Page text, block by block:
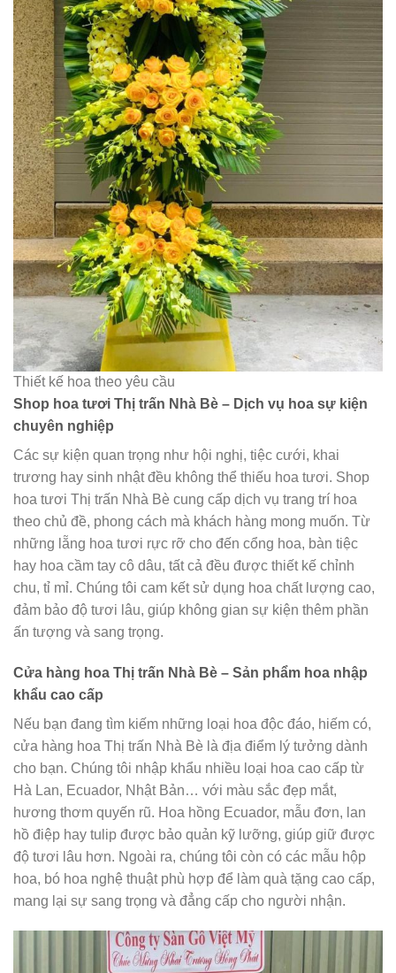
Thiết kế hoa theo yêu cầu
Shop hoa tươi Thị trấn Nhà Bè – Dịch vụ hoa sự kiện
chuyên nghiệp
Các sự kiện quan trọng như hội nghị, tiệc cưới, khai
trương hay sinh nhật đều không thể thiếu hoa tươi. Shop
hoa tươi Thị trấn Nhà Bè cung cấp dịch vụ trang trí hoa
theo chủ đề, phong cách mà khách hàng mong muốn. Từ
những lẵng hoa tươi rực rỡ cho đến cổng hoa, bàn tiệc
hay hoa cầm tay cô dâu, tất cả đều được thiết kế chỉnh
chu, tỉ mỉ. Chúng tôi cam kết sử dụng hoa chất lượng cao,
đảm bảo độ tươi lâu, giúp không gian sự kiện thêm phần
ấn tượng và sang trọng.
Cửa hàng hoa Thị trấn Nhà Bè – Sản phẩm hoa nhập
khẩu cao cấp
Nếu bạn đang tìm kiếm những loại hoa độc đáo, hiếm có,
cửa hàng hoa Thị trấn Nhà Bè là địa điểm lý tưởng dành
cho bạn. Chúng tôi nhập khẩu nhiều loại hoa cao cấp từ
Hà Lan, Ecuador, Nhật Bản… với màu sắc đẹp mắt,
hương thơm quyến rũ. Hoa hồng Ecuador, mẫu đơn, lan
hồ điệp hay tulip được bảo quản kỹ lưỡng, giúp giữ được
độ tươi lâu hơn. Ngoài ra, chúng tôi còn có các mẫu hộp
hoa, bó hoa nghệ thuật phù hợp để làm quà tặng cao cấp,
mang lại sự sang trọng và đẳng cấp cho người nhận.